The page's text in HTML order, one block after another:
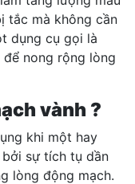
tắc mà không cần
dụng cụ gọi là
nong rộng lòng
vành ?
khi một hay
sự tích tụ dần
lòng động mạch.